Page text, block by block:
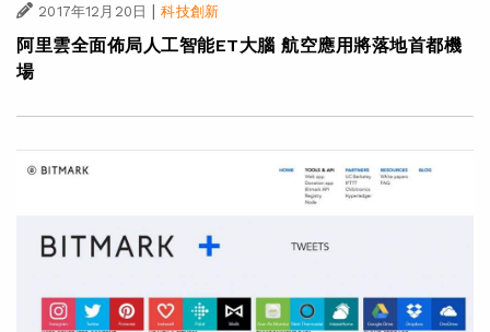
2017年12月20日 | 科技創新
阿里雲全面佈局人工智能ET大腦 航空應用將落地首都機
場